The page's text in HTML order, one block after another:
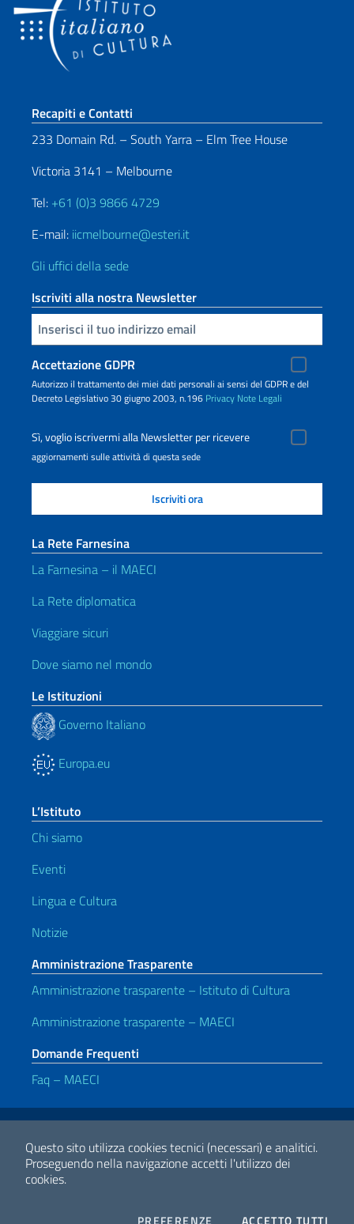
Questo sito utilizza cookies tecnici (necessari) e analitici.
Proseguendo nella navigazione accetti l'utilizzo dei
cookies.
PREFERENZE COOKIESACCETTO TUTTI
Sezione footer
Recapiti e Contatti
233 Domain Rd. – South Yarra – Elm Tree House
Victoria 3141 – Melbourne
Tel: +61 (0)3 9866 4729
E-mail: iicmelbourne@esteri.it
Gli uffici della sede
Iscriviti alla nostra Newsletter
Inserisci la tua email
Accettazione GDPR
Autorizzo il trattamento dei miei dati personali ai sensi del GDPR e del
Decreto Legislativo 30 giugno 2003, n.196 Privacy Note Legali
Sì, voglio iscrivermi alla Newsletter per ricevere
aggiornamenti sulle attività di questa sede
La Rete Farnesina
La Farnesina – il MAECI
La Rete diplomatica
Viaggiare sicuri
Dove siamo nel mondo
Le Istituzioni
Governo Italiano
Europa.eu
L’Istituto
Chi siamo
Eventi
Lingua e Cultura
Notizie
Amministrazione Trasparente
Amministrazione trasparente – Istituto di Cultura
Amministrazione trasparente – MAECI
Domande Frequenti
Faq – MAECI
Link Utili